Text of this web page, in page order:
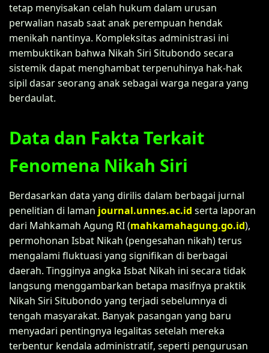
tetap menyisakan celah hukum dalam urusan
perwalian nasab saat anak perempuan hendak
menikah nantinya. Kompleksitas administrasi ini
membuktikan bahwa Nikah Siri Situbondo secara
sistemik dapat menghambat terpenuhinya hak-hak
sipil dasar seorang anak sebagai warga negara yang
berdaulat.
Data dan Fakta Terkait
Fenomena Nikah Siri
Berdasarkan data yang dirilis dalam berbagai jurnal
penelitian di laman journal.unnes.ac.id serta laporan
dari Mahkamah Agung RI (mahkamahagung.go.id),
permohonan Isbat Nikah (pengesahan nikah) terus
mengalami fluktuasi yang signifikan di berbagai
daerah. Tingginya angka Isbat Nikah ini secara tidak
langsung menggambarkan betapa masifnya praktik
Nikah Siri Situbondo yang terjadi sebelumnya di
tengah masyarakat. Banyak pasangan yang baru
menyadari pentingnya legalitas setelah mereka
terbentur kendala administratif, seperti pengurusan